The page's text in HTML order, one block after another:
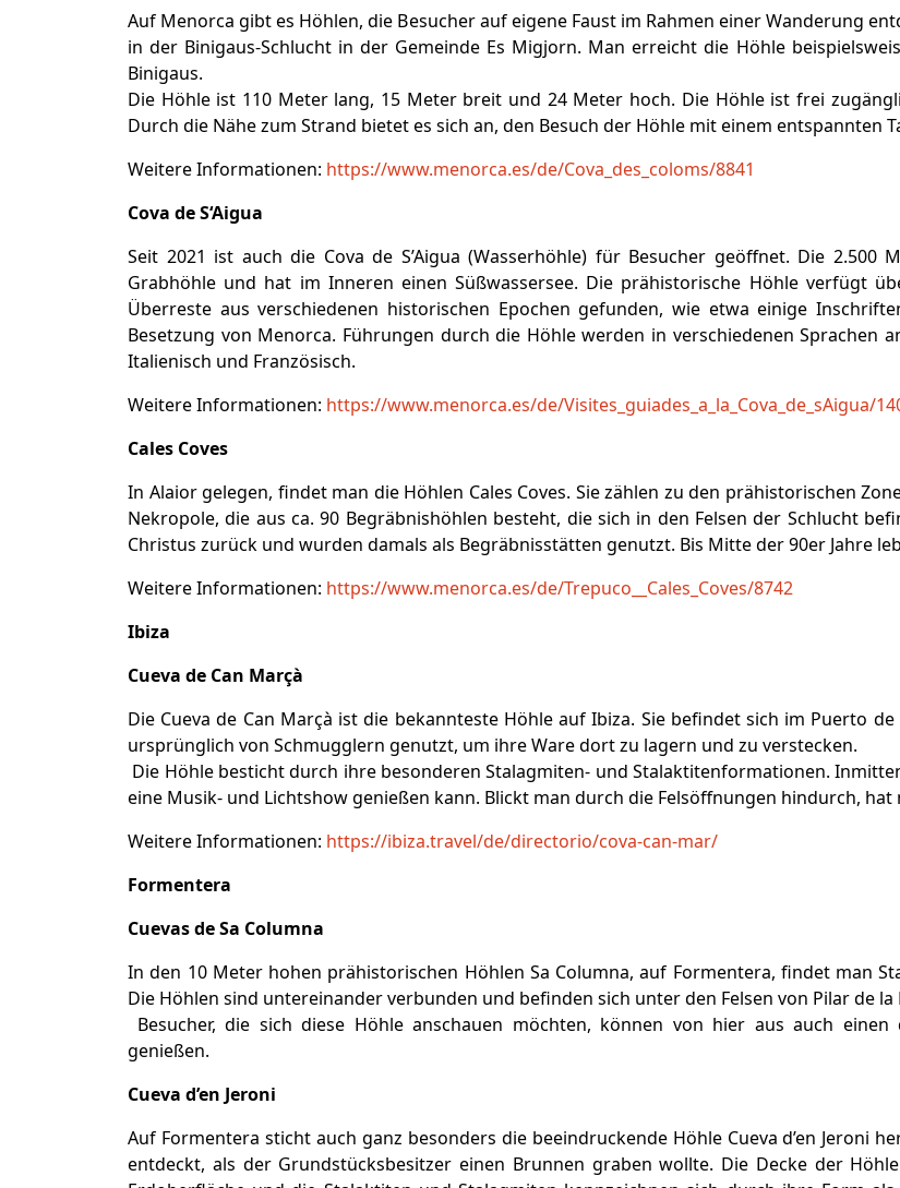
Auf Menorca gibt es Höhlen, die Besucher auf eigene Faust im Rahmen einer Wanderung
in der Binigaus-Schlucht in der Gemeinde Es Migjorn. Man erreicht die Höhle
Binigaus.
Die Höhle ist 110 Meter lang, 15 Meter breit und 24 Meter hoch. Die Höhle ist frei
Durch die Nähe zum Strand bietet es sich an, den Besuch der Höhle mit einem entspannten
Weitere Informationen: https://www.menorca.es/de/Cova_des_coloms/8841
Cova de S‘Aigua
Seit 2021 ist auch die Cova de S’Aigua (Wasserhöhle) für Besucher geöffnet. Die 2.500
Grabhöhle und hat im Inneren einen Süßwassersee. Die prähistorische Höhle verfügt
Überreste aus verschiedenen historischen Epochen gefunden, wie etwa einige
Besetzung von Menorca. Führungen durch die Höhle werden in verschiedenen Sprachen
Italienisch und Französisch.
Weitere Informationen: https://www.menorca.es/de/Visites_guiades_a_la_Cova_de_sAigua/
Cales Coves
In Alaior gelegen, findet man die Höhlen Cales Coves. Sie zählen zu den prähistorischen
Nekropole, die aus ca. 90 Begräbnishöhlen besteht, die sich in den Felsen der Schlucht
Christus zurück und wurden damals als Begräbnisstätten genutzt. Bis Mitte der 90er Jahre
Weitere Informationen: https://www.menorca.es/de/Trepuco__Cales_Coves/8742
Ibiza
Cueva de Can Marçà
Die Cueva de Can Marçà ist die bekannteste Höhle auf Ibiza. Sie befindet sich im Puerto
ursprünglich von Schmugglern genutzt, um ihre Ware dort zu lagern und zu verstecken.
Die Höhle besticht durch ihre besonderen Stalagmiten- und Stalaktitenformationen.
eine Musik- und Lichtshow genießen kann. Blickt man durch die Felsöffnungen hindurch,
Weitere Informationen: https://ibiza.travel/de/directorio/cova-can-mar/
Formentera
Cuevas de Sa Columna
In den 10 Meter hohen prähistorischen Höhlen Sa Columna, auf Formentera, findet man
Die Höhlen sind untereinander verbunden und befinden sich unter den Felsen von Pilar de la
Besucher, die sich diese Höhle anschauen möchten, können von hier aus auch
genießen.
Cueva d’en Jeroni
Auf Formentera sticht auch ganz besonders die beeindruckende Höhle Cueva d’en Jeroni
entdeckt, als der Grundstücksbesitzer einen Brunnen graben wollte. Die Decke der